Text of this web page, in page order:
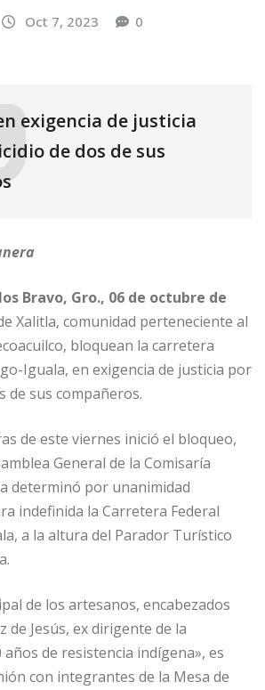
Oct 7, 2023 0
exigencia de justicia
de dos de sus
Bravo, Gro., 06 de octubre de
Xalitla, comunidad perteneciente al
bloquean la carretera
Iguala, en exigencia de justicia por
de sus compañeros.
de este viernes inició el bloqueo,
General de la Comisaría
determinó por unanimidad
indefinida la Carretera Federal
a la altura del Parador Turístico
de los artesanos, encabezados
de Jesús, ex dirigente de la
de resistencia indígena», es
con integrantes de la Mesa de